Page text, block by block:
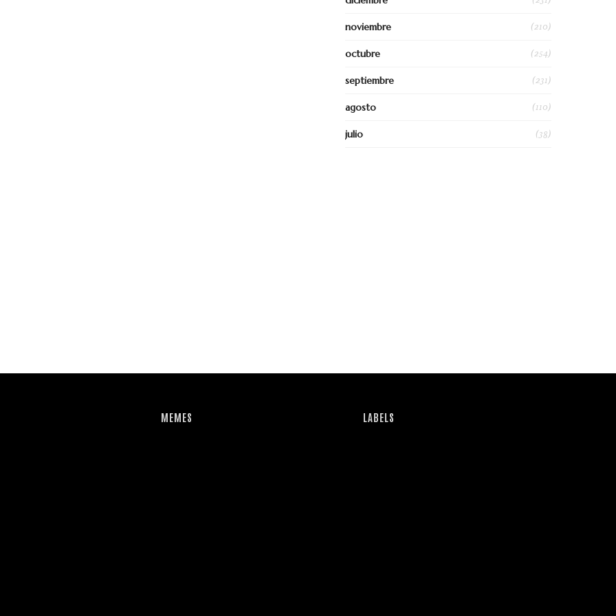
noviembre (210)
octubre (254)
septiembre (231)
agosto (110)
julio (38)
MEMES LABELS